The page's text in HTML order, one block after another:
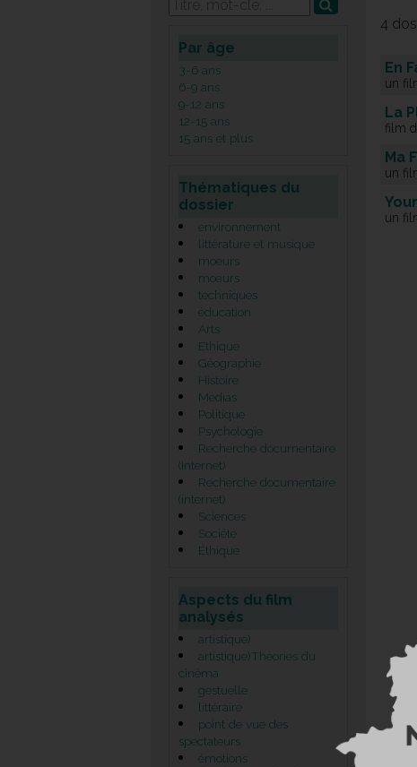
Par âge
3-6 ans
6-9 ans
9-12 ans
12-15 ans
15 ans et plus
Thématiques du
dossier
environnement
littérature et musique
moeurs
mœurs
techniques
éducation
Arts
Ethique
Géographie
Histoire
Médias
Politique
Psychologie
Recherche documentaire
(Internet)
Recherche documentaire
(internet)
Sciences
Société
Éthique
Aspects du film
analysés
artistique)
artistique)Théories du
cinéma
gestuelle
littéraire
point de vue des
spectateurs
émotions
4
En
un
La
film
Ma
un
un